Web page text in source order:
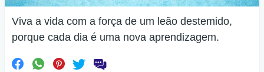
Viva a vida com a força de um leão destemido,
porque cada dia é uma nova aprendizagem.